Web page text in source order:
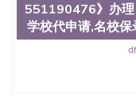
551190476找毕业
证外壳定制QQ微
QQ微信
551190476国外留
文凭回国认证QQ
信551190476法国
551190476》办理
学校代申请,名校